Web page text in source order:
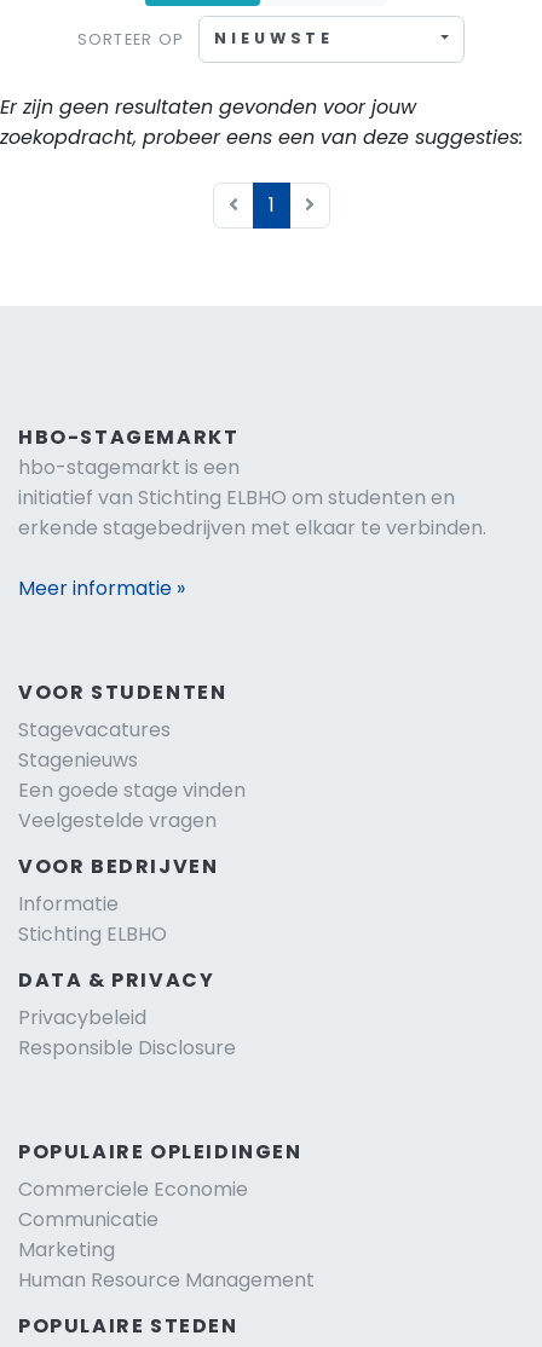
SORTEER OP NIEUWSTE
Er zijn geen resultaten gevonden voor jouw
zoekopdracht, probeer eens een van deze suggesties:
1
HBO-STAGEMARKT
hbo-stagemarkt is een
initiatief van Stichting ELBHO om studenten en
erkende stagebedrijven met elkaar te verbinden.
Meer informatie »
VOOR STUDENTEN
Stagevacatures
Stagenieuws
Een goede stage vinden
Veelgestelde vragen
VOOR BEDRIJVEN
Informatie
Stichting ELBHO
DATA & PRIVACY
Privacybeleid
Responsible Disclosure
POPULAIRE OPLEIDINGEN
Commerciele Economie
Communicatie
Marketing
Human Resource Management
POPULAIRE STEDEN